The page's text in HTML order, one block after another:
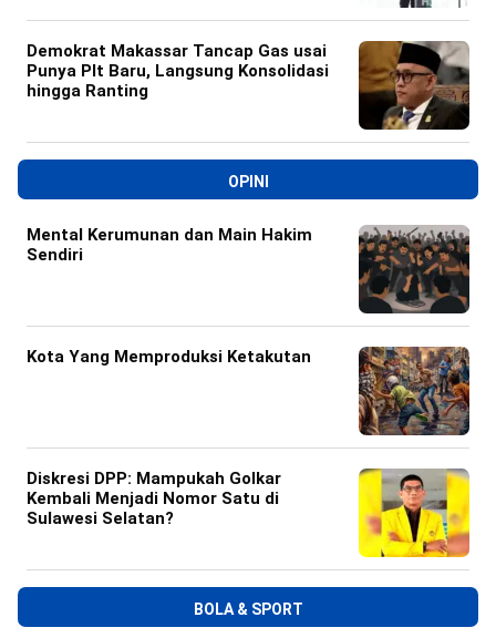
Demokrat Makassar Tancap Gas usai
Punya Plt Baru, Langsung Konsolidasi
hingga Ranting
OPINI
Mental Kerumunan dan Main Hakim
Sendiri
Kota Yang Memproduksi Ketakutan
Diskresi DPP: Mampukah Golkar
Kembali Menjadi Nomor Satu di
Sulawesi Selatan?
BOLA & SPORT